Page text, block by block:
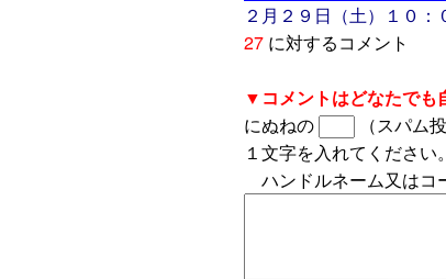
２月２９日（土）１０
27 に対するコメント
▼コメントはどなたでも
にぬねの
（スパム
１文字を入れてください
ハンドルネーム又はコ